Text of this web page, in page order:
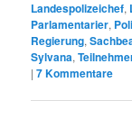
Landespolizeichef,
Parlamentarier,
Regierung,
Sylvana,
|7Kommentare